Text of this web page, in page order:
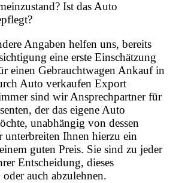
Ist das Auto
Angaben helfen uns, bereits
eine erste Einschätzung
einen Gebrauchtwagen Ankauf in
Auto verkaufen Export
sind wir Ansprechpartner für
der das eigene Auto
unabhängig von dessen
unterbreiten Ihnen hierzu ein
guten Preis. Sie sind zu jeder
Entscheidung, dieses
oder auch abzulehnen.